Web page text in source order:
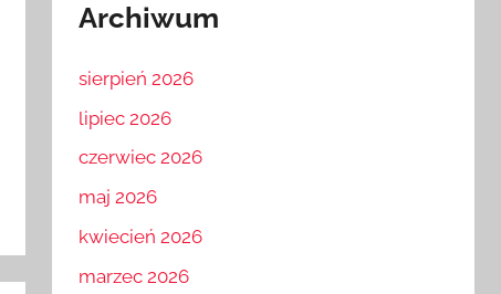
Archiwum
sierpień 2026
lipiec 2026
czerwiec 2026
maj 2026
kwiecień 2026
marzec 2026